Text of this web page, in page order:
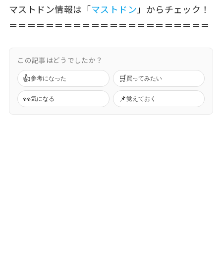
マストドン情報は「マストドン」からチェック！
＝＝＝＝＝＝＝＝＝＝＝＝＝＝＝＝＝＝＝＝＝＝
この記事はどうでしたか？
👍参考になった 🛒買ってみたい
👀気になる 📌覚えておく